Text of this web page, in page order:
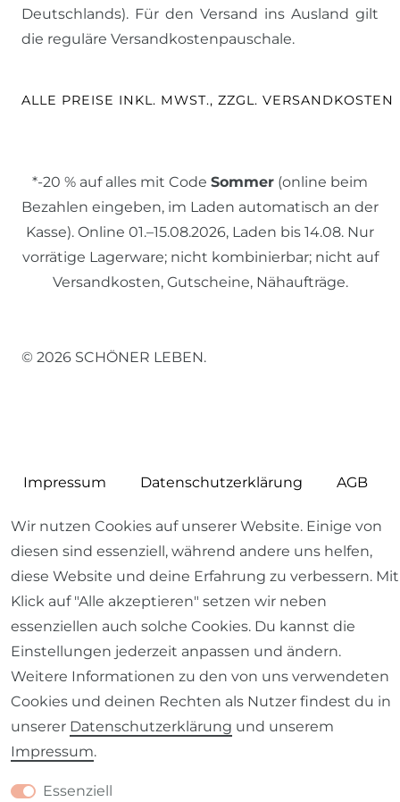
Deutschlands). Für den Versand ins Ausland gilt
die reguläre Versandkostenpauschale.
ALLE PREISE INKL. MWST., ZZGL. VERSANDKOSTEN
*-20 % auf alles mit Code Sommer (online beim
Bezahlen eingeben, im Laden automatisch an der
Kasse). Online 01.–15.08.2026, Laden bis 14.08. Nur
vorrätige Lagerware; nicht kombinierbar; nicht auf
Versandkosten, Gutscheine, Nähaufträge.
© 2026 SCHÖNER LEBEN.
Impressum Daten­schutz­erklärung AGB
Barrierefreiheitserklärung Widerrufs­recht
VERTRAG WIDERRUFEN Kontakt
Wir nutzen Cookies auf unserer Website. Einige von
diesen sind essenziell, während andere uns helfen,
diese Website und deine Erfahrung zu verbessern. Mit
Klick auf "Alle akzeptieren" setzen wir neben
essenziellen auch solche Cookies. Du kannst die
Einstellungen jederzeit anpassen und ändern.
Weitere Informationen zu den von uns verwendeten
Cookies und deinen Rechten als Nutzer findest du in
unserer Daten­schutz­erklärung und unserem
Impressum.
Essenziell